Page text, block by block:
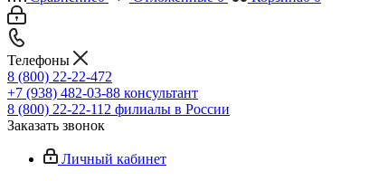
Телефоны
8 (800) 22-22-472
+7 (938) 482-03-88 консультант
8 (800) 22-22-112 филиалы в России
Заказать звонок
Личный кабинет